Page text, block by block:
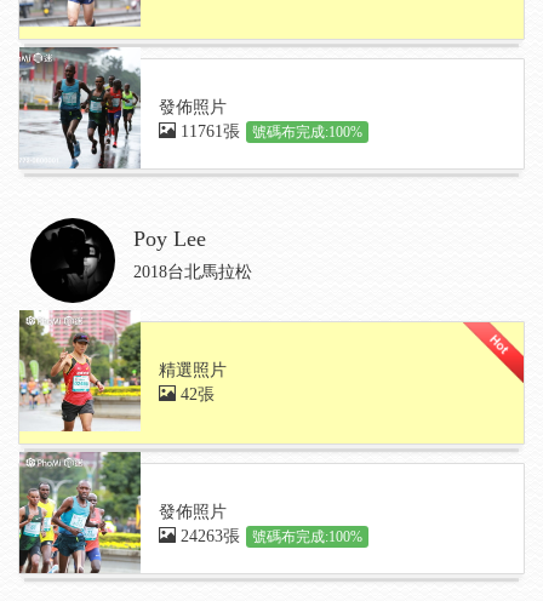
發佈照片
11761張
號碼布完成:100%
Poy Lee
2018台北馬拉松
精選照片
42張
發佈照片
24263張
號碼布完成:100%